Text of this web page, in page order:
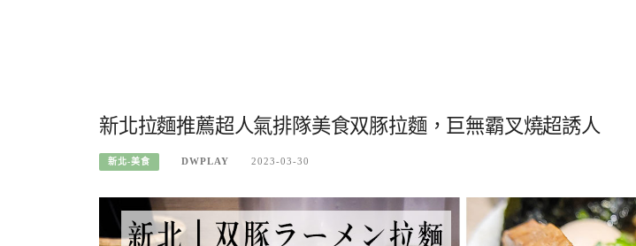
新北拉麵推薦超人氣排隊美食双豚拉麵，巨無霸叉燒超誘人
新北-美食 DWPLAY 2023-03-30